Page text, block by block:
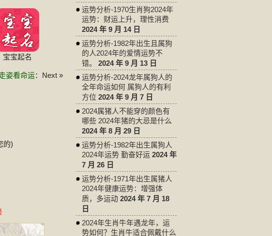
宝宝起名
姿看命运：Next »
的)
运势分析-1970生肖狗2024年
运势：财运上升，理性消费
2024 年 9 月 14 日
运势分析-1982年出生且属狗
的人2024年的爱情运势不
错。
2024 年 9 月 13 日
运势分析-2024龙年属狗人的
全年命运如何 属狗人的有利
方位 2024 年 9 月 7 日
2024属猪人不能穿的颜色有
哪些 2024年猪的大忌是什么
2024 年 8 月 29 日
运势分析-1982年出生属狗人
2024年运势 勤奋好运 2024 年
7 月 26 日
运势分析-1971年出生属猪人
2024年健康运势：增强体
质，多运动 2024 年 7 月 18
日
2024年生肖牛年遇龙年，运
势如何？生肖牛适合佩戴什么